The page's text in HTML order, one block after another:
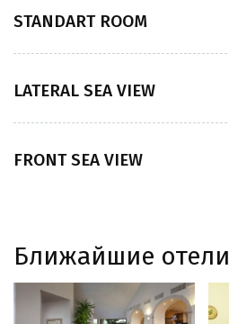
STANDART ROOM
LATERAL SEA VIEW
FRONT SEA VIEW
Ближайшие отели